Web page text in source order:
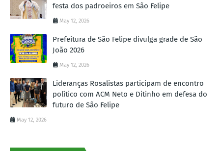
festa dos padroeiros em São Felipe
May 12, 2026
Prefeitura de São Felipe divulga grade de São
João 2026
May 12, 2026
Lideranças Rosalistas participam de encontro
político com ACM Neto e Ditinho em defesa do
futuro de São Felipe
May 12, 2026